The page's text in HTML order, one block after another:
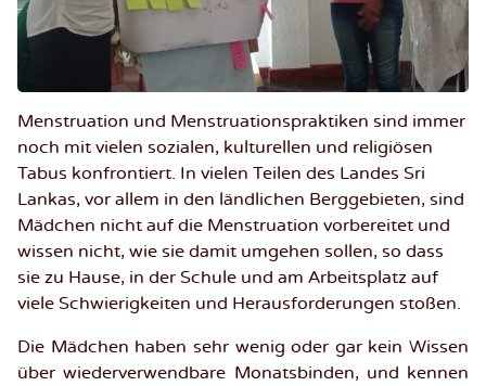
Menstruation und Menstruationspraktiken sind immer
noch mit vielen sozialen, kulturellen und religiösen
Tabus konfrontiert. In vielen Teilen des Landes Sri
Lankas, vor allem in den ländlichen Berggebieten, sind
Mädchen nicht auf die Menstruation vorbereitet und
wissen nicht, wie sie damit umgehen sollen, so dass
sie zu Hause, in der Schule und am Arbeitsplatz auf
viele Schwierigkeiten und Herausforderungen stoßen.
Die Mädchen haben sehr wenig oder gar kein Wissen
über wiederverwendbare Monatsbinden, und kennen